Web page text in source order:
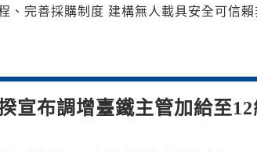
、完善採購制度 建構無人載具安全可信賴
宣布調增臺鐵主管加給至12